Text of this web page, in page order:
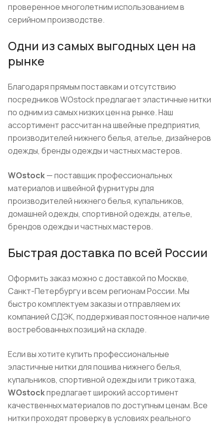
проверенное многолетним использованием в
серийном производстве.
Одни из самых выгодных цен на
рынке
Благодаря прямым поставкам и отсутствию
посредников WOstock предлагает эластичные нитки
по одним из самых низких цен на рынке. Наш
ассортимент рассчитан на швейные предприятия,
производителей нижнего белья, ателье, дизайнеров
одежды, бренды одежды и частных мастеров.
WOstock— поставщик профессиональных
материалов и швейной фурнитуры для
производителей нижнего белья, купальников,
домашней одежды, спортивной одежды, ателье,
брендов одежды и частных мастеров.
Быстрая доставка по всей России
Оформить заказ можно с доставкой по Москве,
Санкт-Петербургу и всем регионам России. Мы
быстро комплектуем заказы и отправляем их
компанией СДЭК, поддерживая постоянное наличие
востребованных позиций на складе.
Если вы хотите купить профессиональные
эластичные нитки для пошива нижнего белья,
купальников, спортивной одежды или трикотажа,
WOstockпредлагает широкий ассортимент
качественных материалов по доступным ценам. Все
нитки проходят проверку в условиях реального